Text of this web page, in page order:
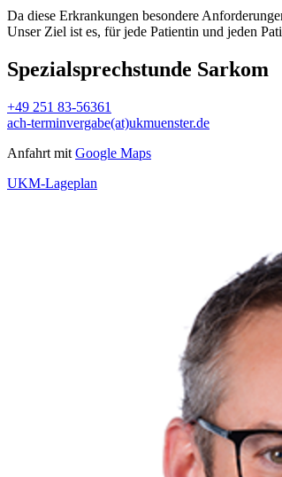
Da diese Erkrankungen besondere
Unser Ziel ist es, für jede Patientin und jeden
Spezialsprechstunde Sarkom
+49 251 83-56361
ach-terminvergabe(at)ukmuenster.de
Anfahrt mit Google Maps
UKM-Lageplan